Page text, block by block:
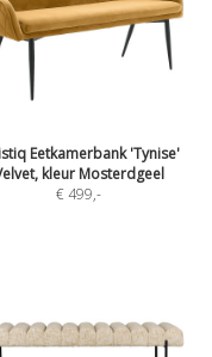
Eetkamerbank 'Tynise'
kleur Mosterdgeel
€ 499,-